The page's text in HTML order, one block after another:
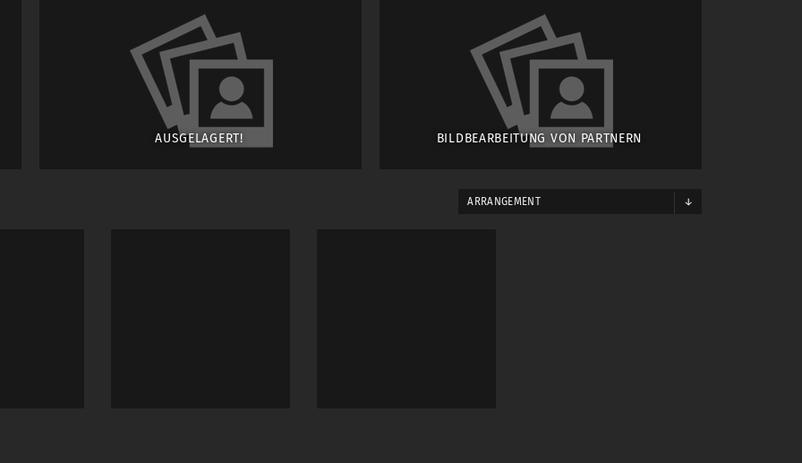
AUSGELAGERT! BILDBEARBEITUNG VON PARTNERN
ARRANGEMENT